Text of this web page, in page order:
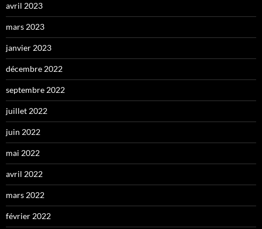
avril 2023
mars 2023
janvier 2023
décembre 2022
septembre 2022
juillet 2022
juin 2022
mai 2022
avril 2022
mars 2022
février 2022